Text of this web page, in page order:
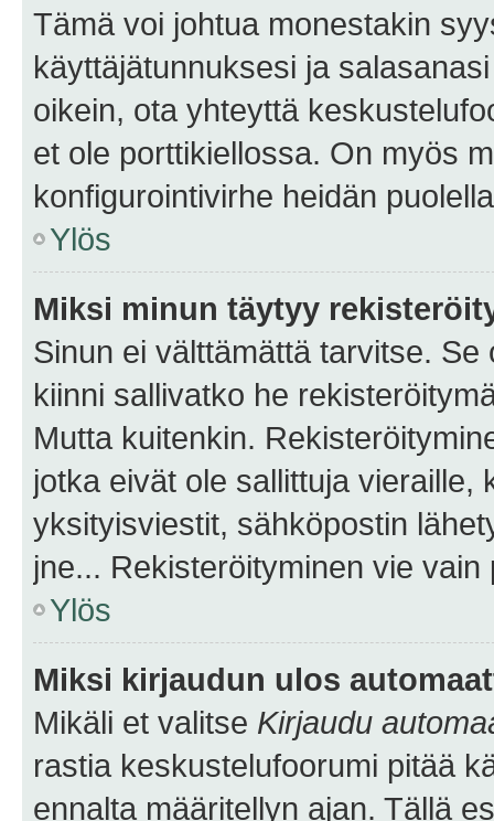
Tämä voi johtua monestakin
käyttäjätunnuksesi ja
oikein, ota yhteyttä
et ole porttikiellossa. On myös
konfigurointivirhe heidän
Ylös
Miksi minun täytyy
Sinun ei välttämättä tarvitse.
kiinni sallivatko he
Mutta kuitenkin.
jotka eivät ole sallittuja vieraille,
yksityisviestit, sähköpostin
jne... Rekisteröityminen vie
Ylös
Miksi kirjaudun ulos
Mikäli et valitse Kirjaudu
rastia keskustelufoorumi pitää
ennalta määritellyn ajan. Tällä